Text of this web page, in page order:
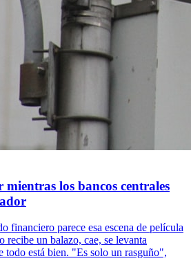
los bancos centrales
financiero parece esa escena de película
recibe un balazo, cae, se levanta
todo está bien. "Es solo un rasguño",